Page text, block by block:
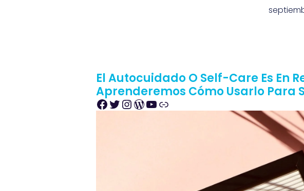
El Autocuidado O Self-Care Es En
Aprenderemos Cómo Usarlo Para